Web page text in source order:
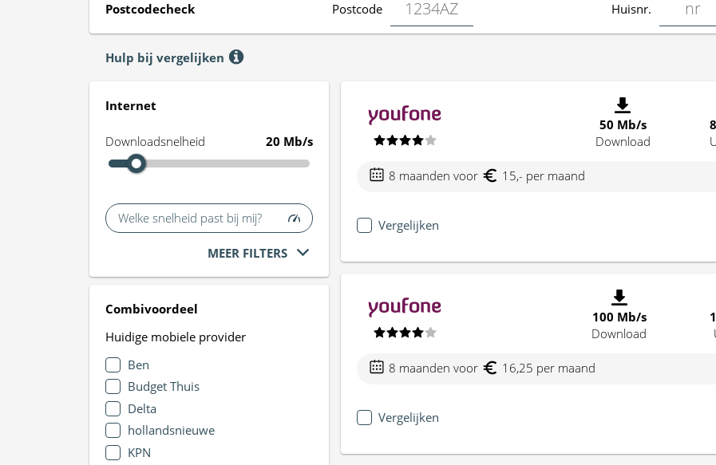
Postcodecheck Postcode Huisnr.
Hulp bij vergelijken
Internet
Downloadsnelheid 20 Mb/s
Welke snelheid past bij mij?
MEER FILTERS
Combivoordeel
Huidige mobiele provider
Ben
Budget Thuis
Delta
hollandsnieuwe
KPN
50 Mb/s
Download
8 maanden voor 15,- per maand
Vergelijken
100 Mb/s
Download
8 maanden voor 16,25 per maand
Vergelijken